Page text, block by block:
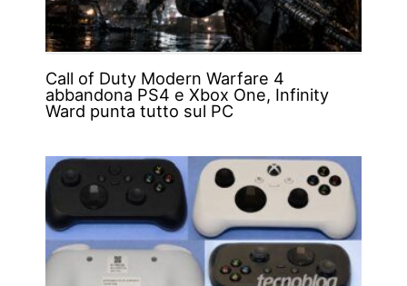
Call of Duty Modern Warfare 4
abbandona PS4 e Xbox One, Infinity
Ward punta tutto sul PC